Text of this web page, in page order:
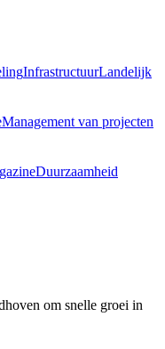
InfrastructuurLandelijk
Management van projecten
Duurzaamheid
om snelle groei in